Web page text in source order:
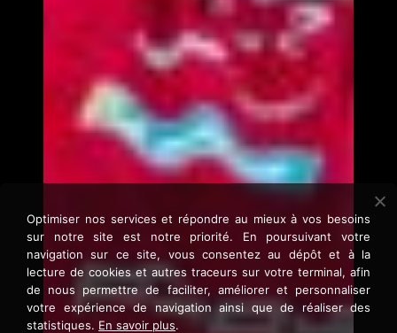
Optimiser nos services et répondre au mieux à vos besoins
sur notre site est notre priorité. En poursuivant votre
navigation sur ce site, vous consentez au dépôt et à la
lecture de cookies et autres traceurs sur votre terminal, afin
de nous permettre de faciliter, améliorer et personnaliser
votre expérience de navigation ainsi que de réaliser des
statistiques. En savoir plus.